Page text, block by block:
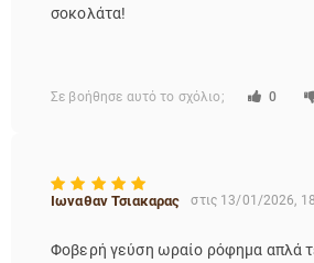
σοκολάτα!
Σε βοήθησε αυτό το σχόλιο; 0
Ιωναθαν Τσιακαρας στις 13/01/2026,
Φοβερή γεύση ωραίο ρόφημα απλά